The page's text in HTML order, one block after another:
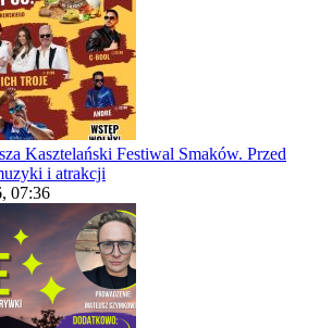
Kasztelański Festiwal Smaków. Przed
i atrakcji
07:36